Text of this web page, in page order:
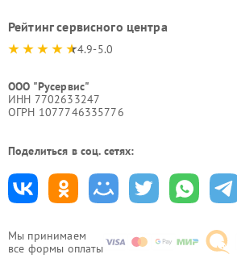
Мы принимаем
все формы оплаты
Рейтинг сервисного центра
4.9-5.0
ООО "Русервис"
ИНН 7702633247
ОГРН 1077746335776
Поделиться в соц. сетях: